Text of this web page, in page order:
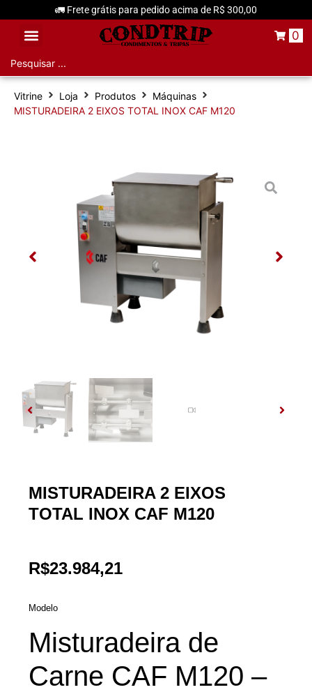
🚛 Frete grátis para pedido acima de R$ 300,00
0
Vitrine Loja Produtos
Máquinas
MISTURADEIRA 2 EIXOS TOTAL INOX CAF M120
MISTURADEIRA 2 EIXOS
TOTAL INOX CAF M120
R$23.984,21
Modelo
Misturadeira de
Carne CAF M120 –